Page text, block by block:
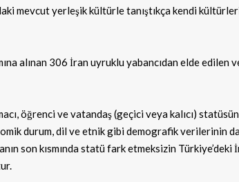
mevcut yerleşik kültürle tanıştıkça kendi
alınan 306 İran uyruklu yabancıdan elde edilen
öğrenci ve vatandaş (geçici veya kalıcı)
durum, dil ve etnik gibi demografik verilerinin
son kısmında statü fark etmeksizin